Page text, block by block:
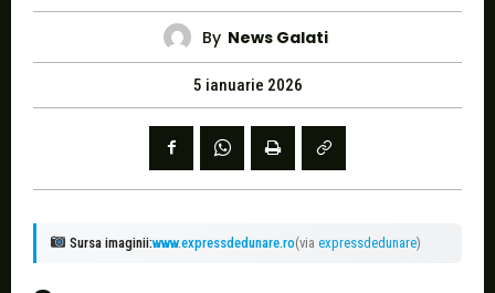
By News Galati
5 ianuarie 2026
Sursa imaginii:www.expressdedunare.ro(via expressdedunare)